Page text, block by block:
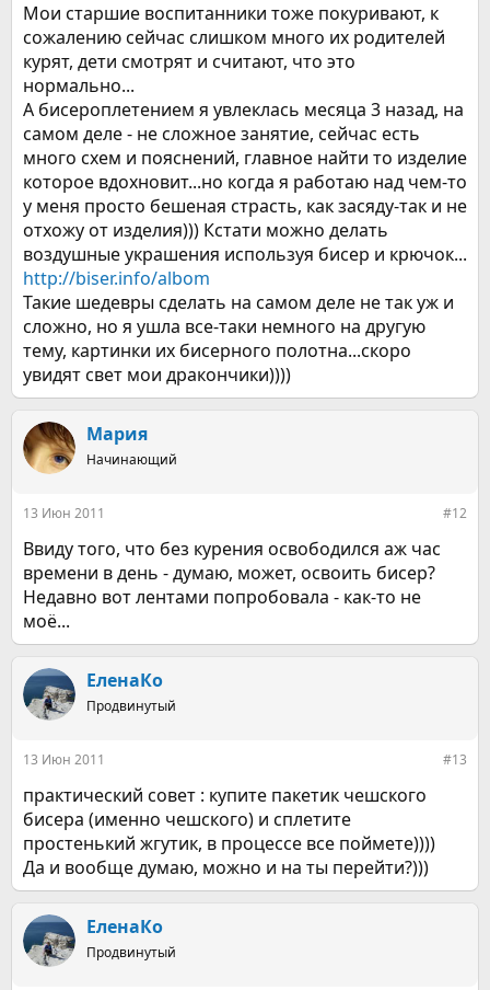
Мои старшие воспитанники тоже покуривают, к
сожалению сейчас слишком много их родителей
курят, дети смотрят и считают, что это
нормально...
А бисероплетением я увлеклась месяца 3 назад, на
самом деле - не сложное занятие, сейчас есть
много схем и пояснений, главное найти то изделие
которое вдохновит...но когда я работаю над чем-то
у меня просто бешеная страсть, как засяду-так и не
отхожу от изделия))) Кстати можно делать
воздушные украшения используя бисер и крючок...
http://biser.info/albom
Такие шедевры сделать на самом деле не так уж и
сложно, но я ушла все-таки немного на другую
тему, картинки их бисерного полотна...скоро
увидят свет мои дракончики))))
Мария
Начинающий
13 Июн 2011 #12
Ввиду того, что без курения освободился аж час
времени в день - думаю, может, освоить бисер?
Недавно вот лентами попробовала - как-то не
моё...
ЕленаКо
Продвинутый
13 Июн 2011 #13
практический совет : купите пакетик чешского
бисера (именно чешского) и сплетите
простенький жгутик, в процессе все поймете))))
Да и вообще думаю, можно и на ты перейти?)))
ЕленаКо
Продвинутый